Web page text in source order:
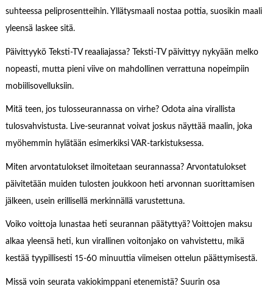
suhteessa peliprosentteihin. Yllätysmaali nostaa pottia, suosikin maali
yleensä laskee sitä.
Päivittyykö Teksti-TV reaaliajassa? Teksti-TV päivittyy nykyään melko
nopeasti, mutta pieni viive on mahdollinen verrattuna nopeimpiin
mobiilisovelluksiin.
Mitä teen, jos tulosseurannassa on virhe? Odota aina virallista
tulosvahvistusta. Live-seurannat voivat joskus näyttää maalin, joka
myöhemmin hylätään esimerkiksi VAR-tarkistuksessa.
Miten arvontatulokset ilmoitetaan seurannassa? Arvontatulokset
päivitetään muiden tulosten joukkoon heti arvonnan suorittamisen
jälkeen, usein erillisellä merkinnällä varustettuna.
Voiko voittoja lunastaa heti seurannan päätyttyä? Voittojen maksu
alkaa yleensä heti, kun virallinen voitonjako on vahvistettu, mikä
kestää tyypillisesti 15-60 minuuttia viimeisen ottelun päättymisestä.
Missä voin seurata vakiokimppani etenemistä? Suurin osa